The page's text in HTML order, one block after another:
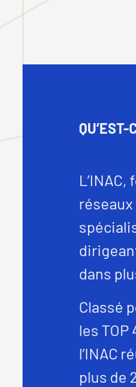
QU’EST-
dans
Classé
les
l’INAC
plus de